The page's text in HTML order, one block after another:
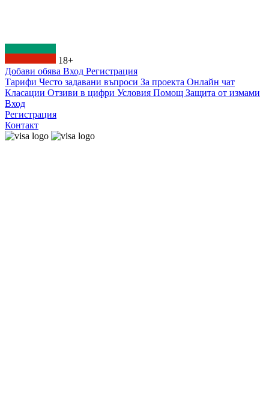
18+
Добави обява Вход Регистрация
Тарифи Често задавани въпроси За проекта Онлайн чат
Класации Отзиви в цифри Условия Помощ Защита от измами
Вход
Регистрация
Контакт